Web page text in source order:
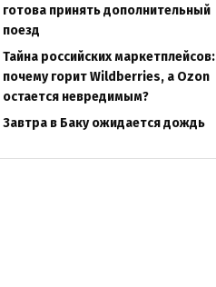
готова принять дополнительный
поезд
Тайна российских маркетплейсов:
почему горит Wildberries, а Ozon
остается невредимым?
Завтра в Баку ожидается дождь